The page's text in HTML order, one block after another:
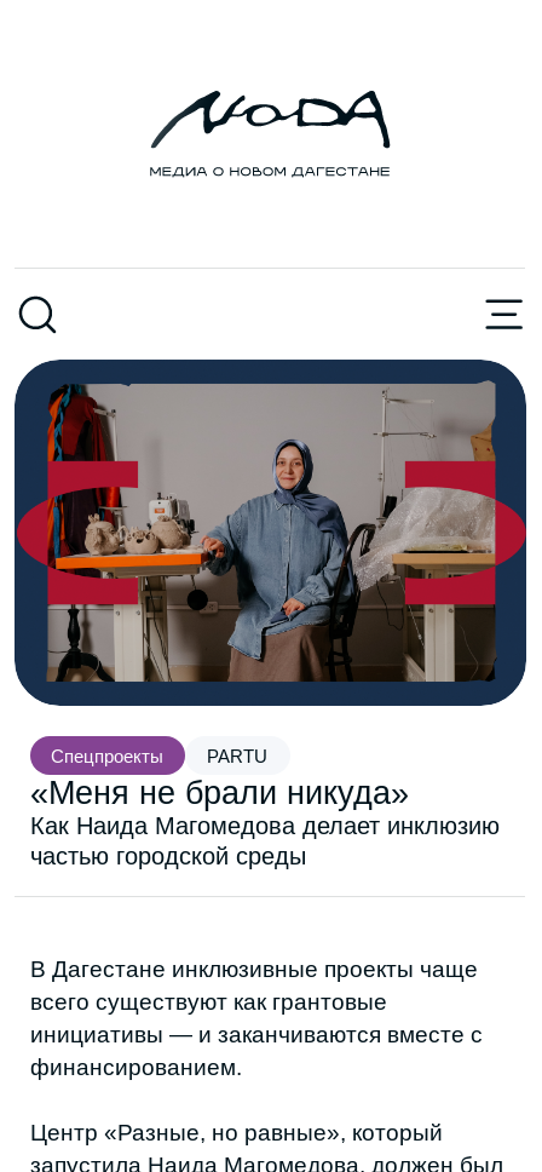
«Меня не брали никуда»
Как Наида Магомедова делает инклюзию
частью городской среды
Спецпроекты PARTU
В Дагестане инклюзивные проекты чаще
всего существуют как грантовые
инициативы — и заканчиваются вместе с
финансированием.
закрыться осенью. Проект стал
работал в школе Семендера — сегодня это
часть Махачкалы. Срок финансирования
истёк. Формально центр должен был
работу.